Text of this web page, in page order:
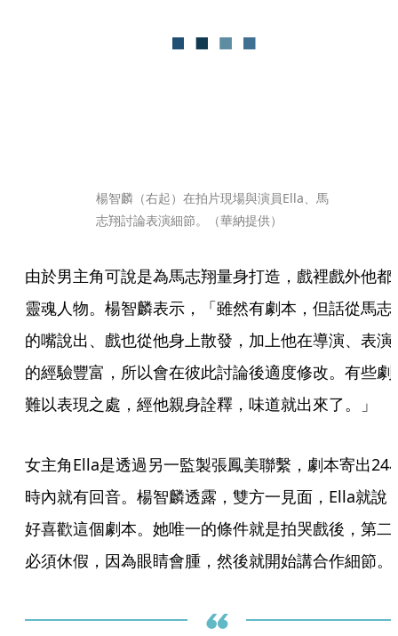
楊智麟（右起）在拍片現場與演員Ella、馬
志翔討論表演細節。（華納提供）
由於男主角可說是為馬志翔量身打造，戲裡戲外他都
靈魂人物。楊智麟表示，「雖然有劇本，但話從馬志
的嘴說出、戲也從他身上散發，加上他在導演、表演
的經驗豐富，所以會在彼此討論後適度修改。有些劇
難以表現之處，經他親身詮釋，味道就出來了。」
女主角Ella是透過另一監製張鳳美聯繫，劇本寄出24
時內就有回音。楊智麟透露，雙方一見面，Ella就說
好喜歡這個劇本。她唯一的條件就是拍哭戲後，第二
必須休假，因為眼睛會腫，然後就開始講合作細節。